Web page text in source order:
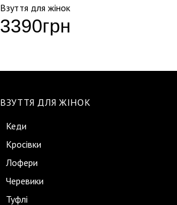
Взуття для жінок
3390грн
ВЗУТТЯ ДЛЯ ЖІНОК
Кеди
Кросівки
Лофери
Черевики
Туфлі